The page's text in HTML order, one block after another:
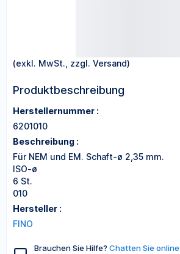
(exkl. MwSt., zzgl. Versand)
Produktbeschreibung
Herstellernummer :
6201010
Beschreibung :
Für NEM und EM. Schaft-ø 2,35 mm.
ISO-ø
6 St.
010
Hersteller :
FINO
Brauchen Sie Hilfe? Chatten Sie online